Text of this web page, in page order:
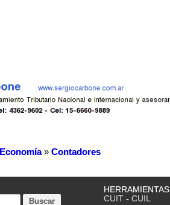
» Contadores
HERRAMIENTAS
CUIT- CUIL